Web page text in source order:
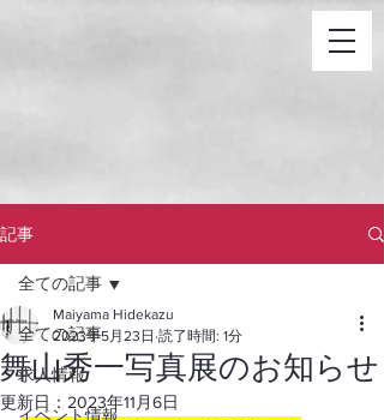
記事
全ての記事
求人情報
イベント情報
全ての記事
舞山秀一写真展のお知らせ
Maiyama Hidekazu
2023年5月23日 読了時間: 1分
更新日： 2023年11月6日